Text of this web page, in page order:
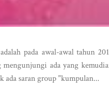
pada awal-awal tahun
ada yang
ada saran group "kumpulan...